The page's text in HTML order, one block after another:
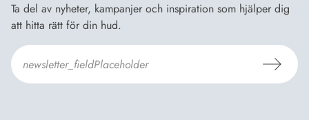
Ta del av nyheter, kampanjer och inspiration som hjälper dig
att hitta rätt för din hud.